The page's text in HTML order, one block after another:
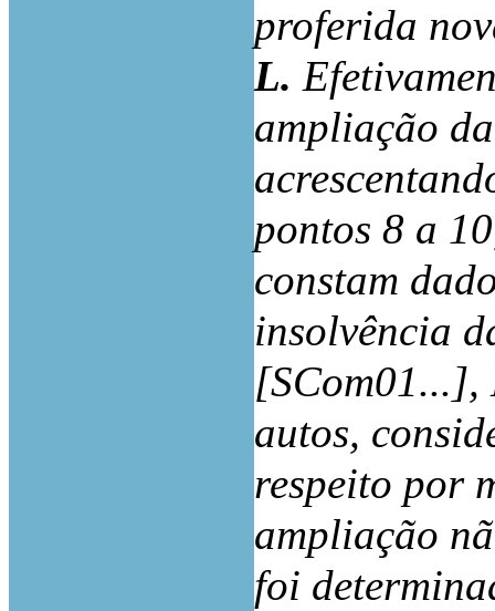
proferida
L.
ampliação
pontos 8 a
constam
insolvência
[SCom01...],
autos,
respeito por
ampliação
foi